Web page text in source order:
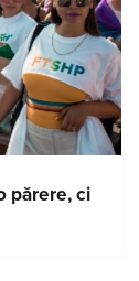
părere, ci